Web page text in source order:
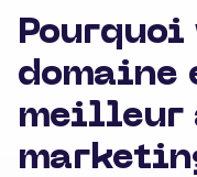
Pourquoi
domaine
meilleur